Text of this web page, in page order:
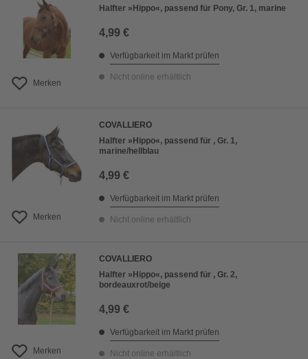
Merken
Halfter »Hippo«, passend für Pony, Gr. 1, marine
4,99 €
Verfügbarkeit im Markt prüfen
Nicht online erhältlich
Merken
COVALLIERO
Halfter »Hippo«, passend für , Gr. 1,
marine/hellblau
4,99 €
Verfügbarkeit im Markt prüfen
Nicht online erhältlich
Merken
COVALLIERO
Halfter »Hippo«, passend für , Gr. 2,
bordeauxrot/beige
4,99 €
Verfügbarkeit im Markt prüfen
Nicht online erhältlich